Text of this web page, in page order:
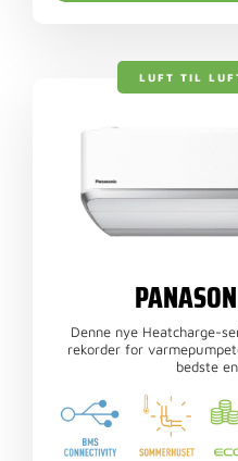
LUFT TIL
Denne nye Heatcharge-
rekorder for
bedste